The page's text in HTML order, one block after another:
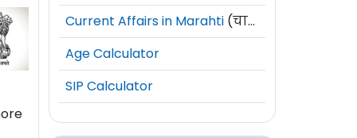
Current Affairs in Marahti (चालू घडामोडी)
Age Calculator
SIP Calculator